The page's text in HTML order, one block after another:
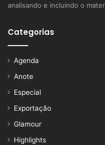
analisando e incluindo o
Categorias
Agenda
Anote
Especial
Exportação
Glamour
Highlights